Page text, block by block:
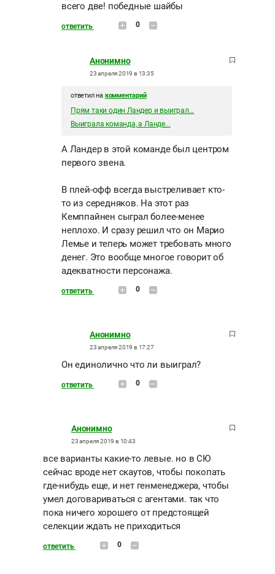
всего две! победные шайбы
ответить 0
Анонимно
23 апреля 2019 в 13:35
ответил на комментарий
Прям таки один Ландер и выиграл...
Выиграла команда, а Ланде...
А Ландер в этой команде был центром
первого звена.
В плей-офф всегда выстреливает кто-
то из середняков. На этот раз
Кемппайнен сыграл более-менее
неплохо. И сразу решил что он Марио
Лемье и теперь может требовать много
денег. Это вообще многое говорит об
адекватности персонажа.
ответить 0
Анонимно
23 апреля 2019 в 17:27
Он единолично что ли выиграл?
ответить 0
Анонимно
23 апреля 2019 в 10:43
все варианты какие-то левые. но в СЮ
сейчас вроде нет скаутов, чтобы покопать
где-нибудь еще, и нет генменеджера, чтобы
умел договариваться с агентами. так что
пока ничего хорошего от предстоящей
селекции ждать не приходиться
ответить 0